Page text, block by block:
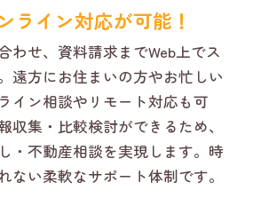
ライン対応が可能！
わせ、資料請求までWeb上でス
遠方にお住まいの方やお忙しい
イン相談やリモート対応も可
収集・比較検討ができるため、
・不動産相談を実現します。時
ない柔軟なサポート体制です。